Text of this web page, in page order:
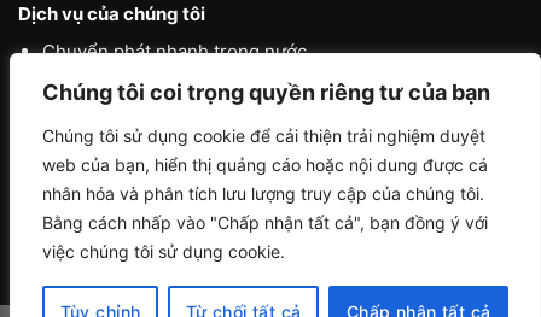
Chúng tôi coi trọng quyền riêng tư của bạn
Chúng tôi sử dụng cookie để cải thiện trải nghiệm duyệt
web của bạn, hiển thị quảng cáo hoặc nội dung được cá
nhân hóa và phân tích lưu lượng truy cập của chúng tôi.
Bằng cách nhấp vào "Chấp nhận tất cả", bạn đồng ý với
việc chúng tôi sử dụng cookie.
Tùy chỉnh Từ chối tất cả Chấp nhận tất cả
Dịch vụ của chúng tôi
Chuyển phát nhanh trong nước
Chuyển phát nhanh quốc tế
Liên vận quốc tế
Logistics vận tải nội địa